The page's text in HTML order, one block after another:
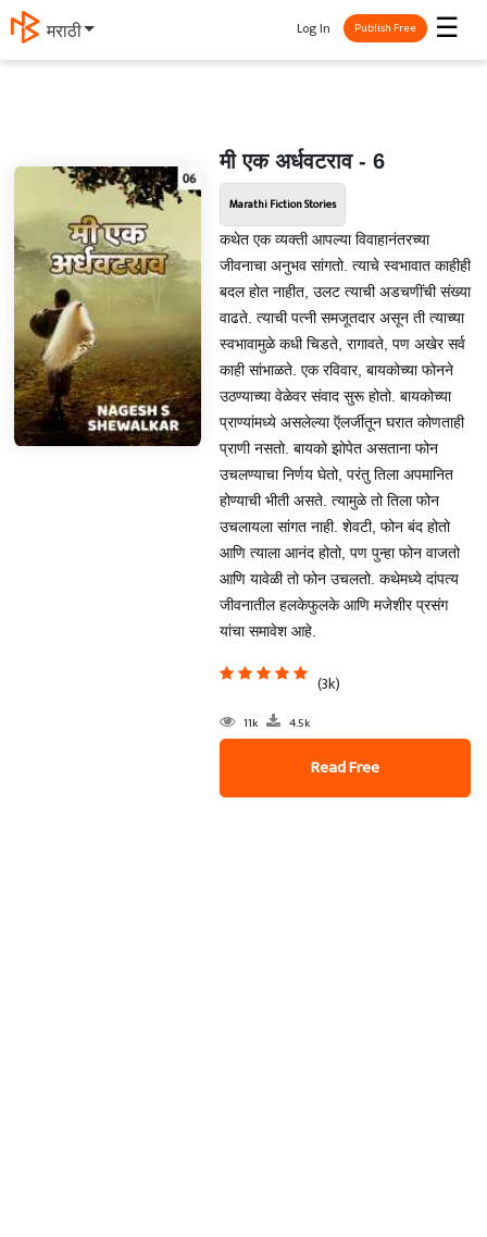
मराठी ☰
Log In Publish Free
मी एक अर्धवटराव - 6
Marathi Fiction Stories
कथेत एक व्यक्ती आपल्या विवाहानंतरच्या
जीवनाचा अनुभव सांगतो. त्याचे स्वभावात काहीही
बदल होत नाहीत, उलट त्याची अडचणींची संख्या
वाढते. त्याची पत्नी समजूतदार असून ती त्याच्या
स्वभावामुळे कधी चिडते, रागावते, पण अखेर सर्व
काही सांभाळते. एक रविवार, बायकोच्या फोनने
उठण्याच्या वेळेवर संवाद सुरू होतो. बायकोच्या
प्राण्यांमध्ये असलेल्या ऍलर्जीतून घरात कोणताही
प्राणी नसतो. बायको झोपेत असताना फोन
उचलण्याचा निर्णय घेतो, परंतु तिला अपमानित
होण्याची भीती असते. त्यामुळे तो तिला फोन
उचलायला सांगत नाही. शेवटी, फोन बंद होतो
आणि त्याला आनंद होतो, पण पुन्हा फोन वाजतो
आणि यावेळी तो फोन उचलतो. कथेमध्ये दांपत्य
जीवनातील हलकेफुलके आणि मजेशीर प्रसंग
यांचा समावेश आहे.
(3k)
11k 4.5k
Read Free